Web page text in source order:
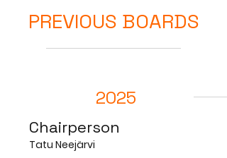
PREVIOUS BOARDS
2025
Chairperson
Tatu Neejärvi